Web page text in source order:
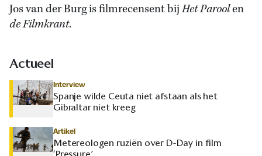
Jos van der Burg is filmrecensent bijHet Paroolen
de Filmkrant.
Actueel
Interview
Spanje wilde Ceuta niet afstaan als het
Gibraltar niet kreeg
Artikel
Metereologen ruziën over D-Day in film